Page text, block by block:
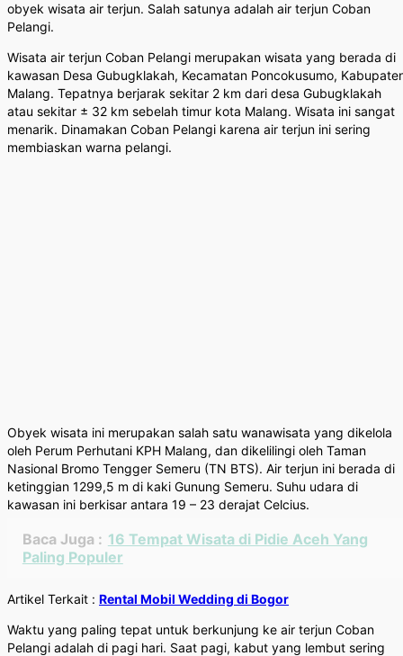
obyek wisata air terjun. Salah satunya adalah air terjun Coban
Pelangi.
Wisata air terjun Coban Pelangi merupakan wisata yang berada di
kawasan Desa Gubugklakah, Kecamatan Poncokusumo,
Malang. Tepatnya berjarak sekitar 2 km dari desa Gubugklakah
atau sekitar ± 32 km sebelah timur kota Malang. Wisata ini sangat
menarik. Dinamakan Coban Pelangi karena air terjun ini sering
membiaskan warna pelangi.
Obyek wisata ini merupakan salah satu wanawisata yang dikelola
oleh Perum Perhutani KPH Malang, dan dikelilingi oleh Taman
Nasional Bromo Tengger Semeru (TN BTS). Air terjun ini berada di
ketinggian 1299,5 m di kaki Gunung Semeru. Suhu udara di
kawasan ini berkisar antara 19 – 23 derajat Celcius.
Baca Juga : 16 Tempat Wisata di Pidie Aceh Yang
Paling Populer
Artikel Terkait : Rental Mobil Wedding di Bogor
Waktu yang paling tepat untuk berkunjung ke air terjun Coban
Pelangi adalah di pagi hari. Saat pagi, kabut yang lembut sering